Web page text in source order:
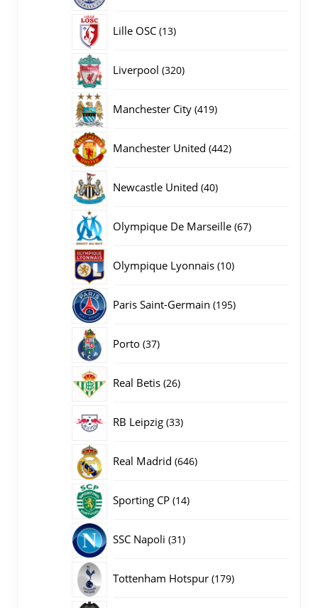
Lille OSC 1313
Liverpool 320320
Manchester City 419419
Manchester United 442442
Newcastle United 4040
Olympique De Marseille 6767
Olympique Lyonnais 1010
Paris Saint-Germain 195195
Porto 3737
Real Betis 2626
RB Leipzig 3333
Real Madrid 646646
Sporting CP 1414
SSC Napoli 3131
Tottenham Hotspur 179179